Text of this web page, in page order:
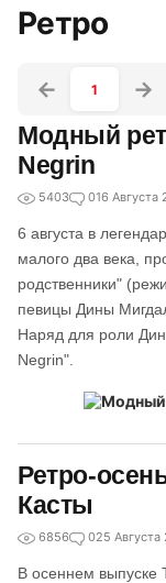
Ретро
1
Модный
Negrin
5403 016 Августа
6 августа в
малого два века,
родственники"
певицы Дины
Наряд для роли
Negrin".
Ретро-
Касты
6856 025 Августа
В осеннем выпуске